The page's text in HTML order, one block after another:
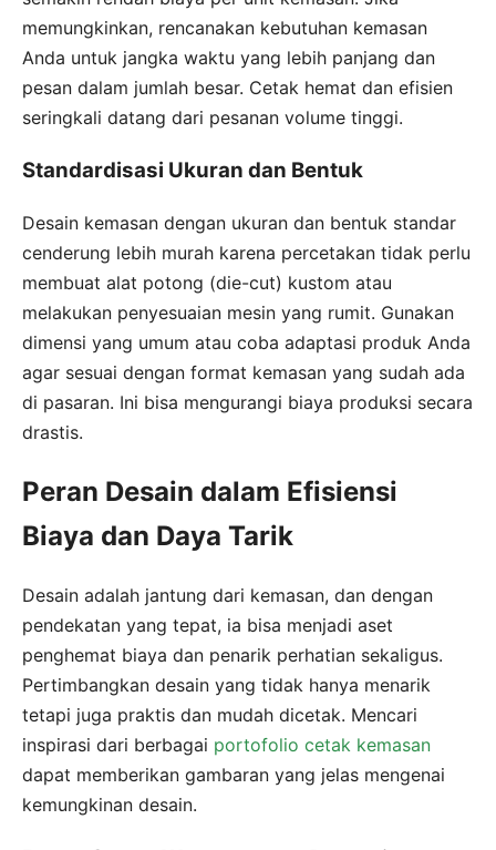
memungkinkan, rencanakan kebutuhan kemasan
Anda untuk jangka waktu yang lebih panjang dan
pesan dalam jumlah besar. Cetak hemat dan efisien
seringkali datang dari pesanan volume tinggi.
Standardisasi Ukuran dan Bentuk
Desain kemasan dengan ukuran dan bentuk standar
cenderung lebih murah karena percetakan tidak perlu
membuat alat potong (die-cut) kustom atau
melakukan penyesuaian mesin yang rumit. Gunakan
dimensi yang umum atau coba adaptasi produk Anda
agar sesuai dengan format kemasan yang sudah ada
di pasaran. Ini bisa mengurangi biaya produksi secara
drastis.
Peran Desain dalam Efisiensi
Biaya dan Daya Tarik
Desain adalah jantung dari kemasan, dan dengan
pendekatan yang tepat, ia bisa menjadi aset
penghemat biaya dan penarik perhatian sekaligus.
Pertimbangkan desain yang tidak hanya menarik
tetapi juga praktis dan mudah dicetak. Mencari
inspirasi dari berbagai portofolio cetak kemasan
dapat memberikan gambaran yang jelas mengenai
kemungkinan desain.